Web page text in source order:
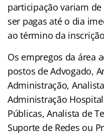
participação variam de
ser pagas até o dia
ao término da
Os empregos da área
postos de Advogado,
Administração,
Administração
Públicas, Analista de
Suporte de Redes ou